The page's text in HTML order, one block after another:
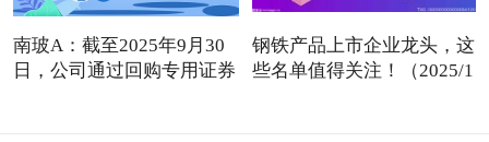
南玻A：截至2025年9月30
日，公司通过回购专用证券
钢铁产品上市企业龙头，这
些名单值得关注！（2025/1